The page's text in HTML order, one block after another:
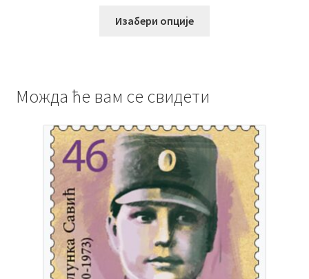
Изабери опције
Можда ће вам се свидети